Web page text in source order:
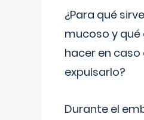
¿Para qué
mucoso y qué
hacer en caso
expulsarlo?
Durante el